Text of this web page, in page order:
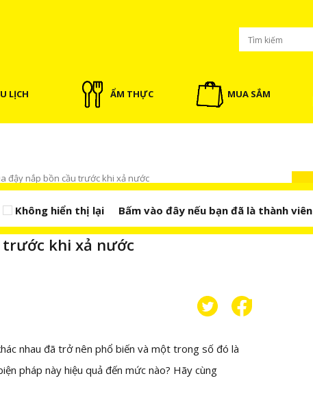
LỊCH ẨM THỰC MUA SẮM
đậy nắp bồn cầu trước khi xả nước
trước khi xả nước
nhau đã trở nên phổ biến và một trong số đó là
pháp này hiệu quả đến mức nào? Hãy cùng
Không hiển thị lại Bấm vào đây nếu bạn đã là thành viên